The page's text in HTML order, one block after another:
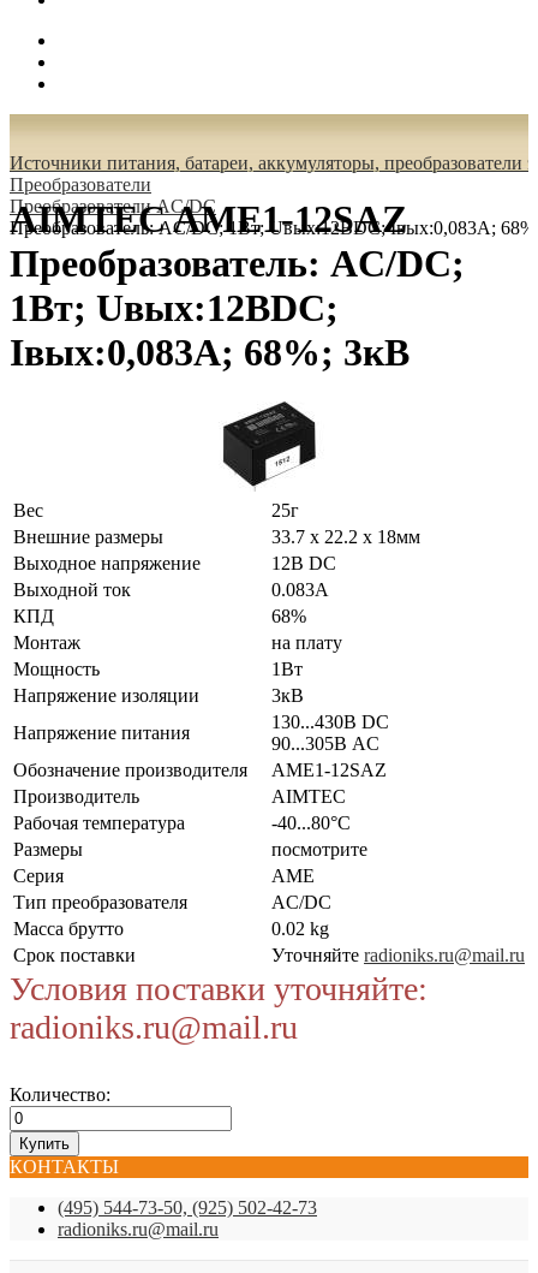
Источники питания, батареи, аккумуляторы, преобразователи
Преобразователи
Преобразователи AC/DC
Преобразователь: AC/DC; 1Вт; Uвых:12ВDC; Iвых:0,083А;
AIMTEC AME1-12SAZ
Преобразователь: AC/DC;
1Вт; Uвых:12ВDC;
Iвых:0,083А; 68%; 3кВ
Вес
25г
Внешние размеры
33.7 x 22.2 x 18мм
Выходное напряжение
12В DC
Выходной ток
0.083А
КПД
68%
Монтаж
на плату
Мощность
1Вт
Напряжение изоляции
3кВ
Напряжение питания
130...430В DC
90...305В AC
Обозначение производителя
AME1-12SAZ
Производитель
AIMTEC
Рабочая температура
-40...80°C
Размеры
посмотрите
Серия
AME
Тип преобразователя
AC/DC
Масса брутто
0.02 kg
Срок поставки
Уточняйте radioniks.ru@mail.ru
Условия поставки уточняйте:
radioniks.ru@mail.ru
Количество:
КОНТАКТЫ
(495) 544-73-50, (925) 502-42-73
radioniks.ru@mail.ru